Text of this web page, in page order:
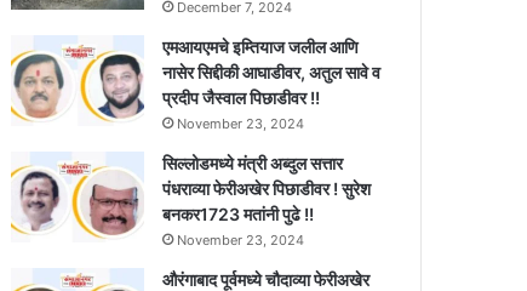
December 7, 2024
एमआयएमचे इम्तियाज जलील आणि
नासेर सिद्दीकी आघाडीवर, अतुल सावे व
प्रदीप जैस्वाल पिछाडीवर !!
November 23, 2024
सिल्लोडमध्ये मंत्री अब्दुल सत्तार
पंधराव्या फेरीअखेर पिछाडीवर ! सुरेश
बनकर1723 मतांनी पुढे !!
November 23, 2024
औरंगाबाद पूर्वमध्ये चौदाव्या फेरीअखेर